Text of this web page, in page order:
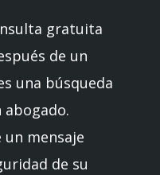
gratuita
de un
una búsqueda
un mensaje
de su